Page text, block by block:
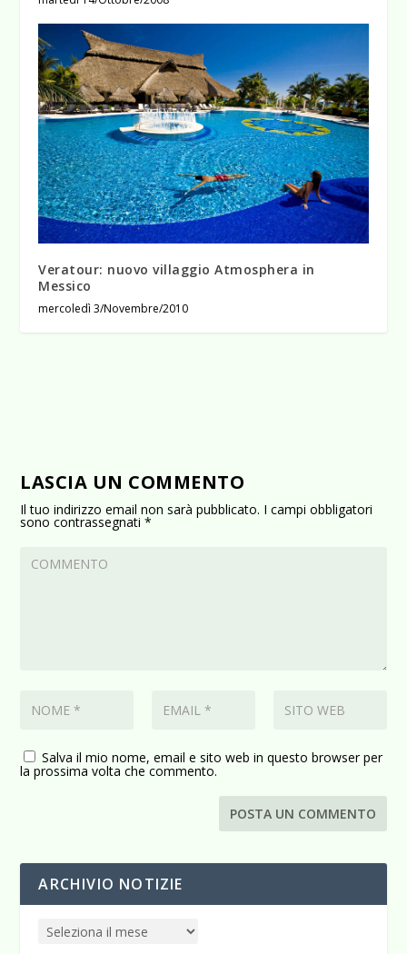
Veratour: nuovo villaggio Atmosphera in
Messico
mercoledì 3/Novembre/2010
LASCIA UN COMMENTO
Il tuo indirizzo email non sarà pubblicato. I campi obbligatori
sono contrassegnati*
Salva il mio nome, email e sito web in questo browser per
la prossima volta che commento.
ARCHIVIO NOTIZIE